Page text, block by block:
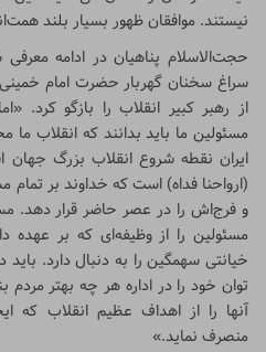
نیستند. موافقان ظهور بسیار بلند
حجت‌الاسلام پناهیان در ادامه
سراغ سخنان گهربار حضرت امام
مسئولین ما باید بدانند که انقلاب
ایران نقطه شروع انقلاب بزرگ
(ارواحنا فداه) است که خداوند بر
و فرج‌اش را در عصر حاضر قرار دهد.
مسئولین را از وظیفه‌ای که بر
خیانتی سهمگین را به دنبال دارد.
توان خود را در اداره هر چه بهتر مردم
آنها را از اهداف عظیم انقلاب که
منصرف نماید.»